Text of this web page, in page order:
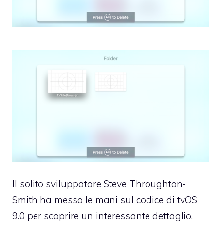
Il solito sviluppatore Steve Throughton-
Smith ha messo le mani sul codice di tvOS
9.0 per scoprire un interessante dettaglio.